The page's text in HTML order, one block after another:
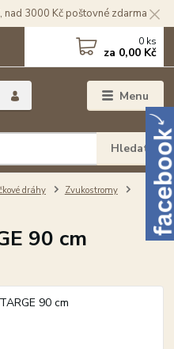
nad 3000 Kč poštovné zdarma
Menu
Hledat
0 ks
za 0,00 Kč
dráhy
Zvukostromy
90 cm